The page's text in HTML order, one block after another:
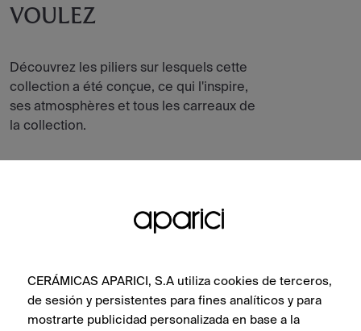
VOULEZ
Découvrez les piliers sur lesquels cette
collection a été conçue, ce qui l'inspire,
ses atmosphères et tous les carreaux de
la collection.
CERÁMICAS APARICI, S.A utiliza cookies de terceros,
de sesión y persistentes para fines analíticos y para
mostrarte publicidad personalizada en base a la